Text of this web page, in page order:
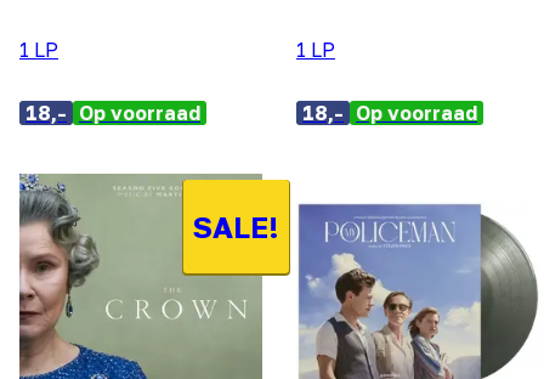
1 LP
18,- Op voorraad
1 LP
18,- Op voorraad
SALE!